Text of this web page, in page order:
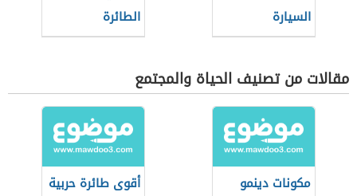
السيارة
الطائرة
مقالات من تصنيف الحياة والمجتمع
مكونات دينمو
أقوى طائرة حربية